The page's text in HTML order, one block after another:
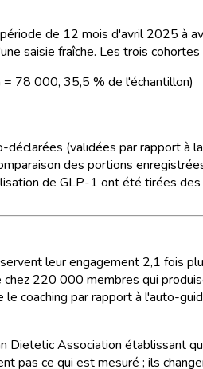
de 12 mois d'avril 2025 à
saisie fraîche. Les trois cohortes
78 000, 35,5 % de l'échantillon)
(validées par rapport à
des portions
de GLP-1 ont été tirées
leur engagement 2,1 fois
220 000 membres qui
coaching par rapport à l'auto-
Dietetic Association établissant
ce qui est mesuré ; ils